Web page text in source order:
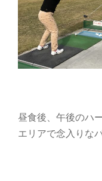
昼食後、午後のハ
エリアで念入りな